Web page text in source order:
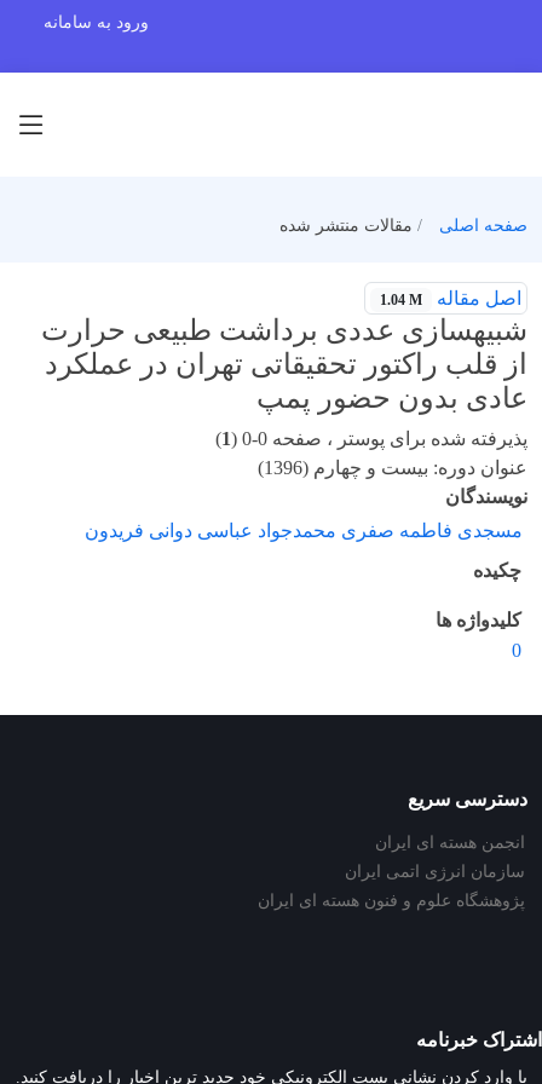
ورود به سامانه
صفحه اصلی مقالات منتشر شده
اصل مقاله 1.04 M
شبیهسازی عددی برداشت طبیعی حرارت
از قلب راکتور تحقیقاتی تهران در عملکرد
عادی بدون حضور پمپ
پذیرفته شده برای پوستر ، صفحه 0-0 ( 1
)
عنوان دوره: بیست و چهارم (1396)
نویسندگان
مسجدی فاطمه صفری محمدجواد عباسی دوانی فریدون
چکیده
کلیدواژه ها
0
دسترسی سریع
انجمن هسته ای ایران
سازمان انرژی اتمی ایران
پژوهشگاه علوم و فنون هسته ای ایران
اشتراک خبرنامه
با وارد کردن نشانی پست الکترونیکی خود جدید ترین اخبار را دریافت کنید.